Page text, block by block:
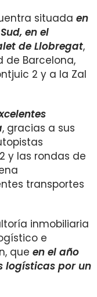
situada en
en el
de Llobregat,
de Barcelona,
2 y a la Zal
, gracias a sus
y las rondas de
transportes
inmobiliaria
e
que en el año
logísticas por un